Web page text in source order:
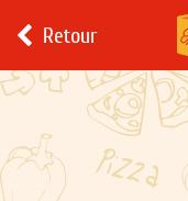
Retour